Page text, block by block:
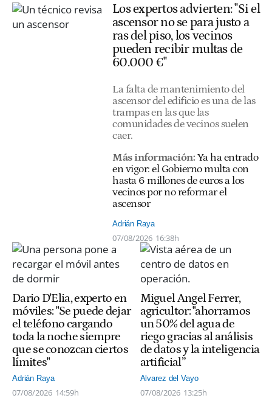
Los expertos advierten: "Si el
ascensor no se para justo a
ras del piso, los vecinos
pueden recibir multas de
60.000 €"
La falta de mantenimiento del
ascensor del edificio es una de las
trampas en las que las
comunidades de vecinos suelen
caer.
Más información: Ya ha entrado
en vigor: el Gobierno multa con
hasta 6 millones de euros a los
vecinos por no reformar el
ascensor
Adrián Raya
07/08/2026 16:38h
Dario D'Elia, experto en
móviles: "Se puede dejar
el teléfono cargando
toda la noche siempre
que se conozcan ciertos
límites"
Adrián Raya
07/08/2026 14:59h
Miguel Angel Ferrer,
agricultor: "ahorramos
un 50% del agua de
riego gracias al análisis
de datos y la inteligencia
artificial”
Alvarez del Vayo
07/08/2026 13:25h